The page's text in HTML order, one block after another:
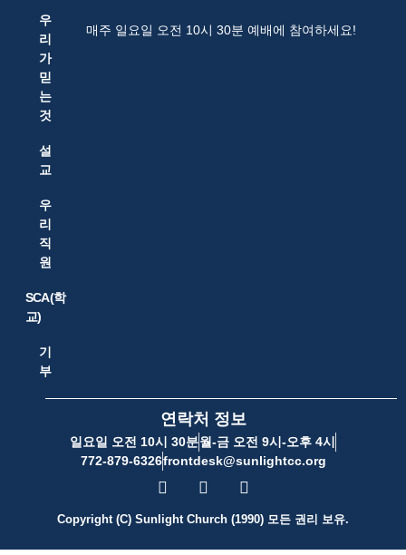
우
리
가
믿
는
것
설
교
우
리
직
원
SCA(학
교)
기
부
매주 일요일 오전 10시 30분 예배에 참여하세요!
연락처 정보
일요일 오전 10시 30분월-금 오전 9시-오후 4시
772-879-6326frontdesk@sunlightcc.org
Copyright (C) Sunlight Church (1990) 모든 권리 보유.